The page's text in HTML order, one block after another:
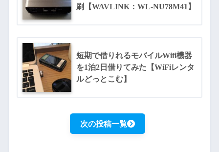
刷【WAVLINK：WL-NU78M41】
短期で借りれるモバイルWifi機器
を1泊2日借りてみた【WiFiレンタ
ルどっとこむ】
次の投稿一覧